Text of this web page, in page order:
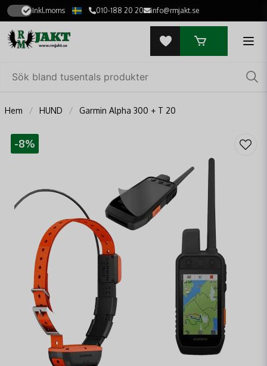
Inkl.moms 010-188 20 20 info@rmjakt.se
Hem HUND Garmin Alpha 300 + T 20
-8%